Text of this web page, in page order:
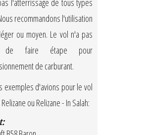
l'atterrissage de tous types
recommandons l'utilisation
ou moyen. Le vol n'a pas
de faire étape pour
de carburant.
exemples d'avions pour le vol
ou Relizane - In Salah: